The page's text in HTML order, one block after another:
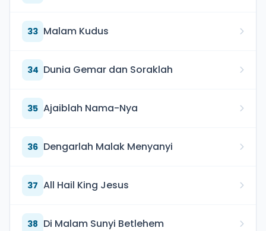
33 Malam Kudus
34 Dunia Gemar dan Soraklah
35 Ajaiblah Nama-Nya
36 Dengarlah Malak Menyanyi
37 All Hail King Jesus
38 Di Malam Sunyi Betlehem